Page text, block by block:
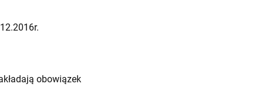
obowiązek